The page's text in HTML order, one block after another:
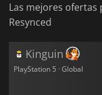
Las mejores ofertas
Resynced
Kinguin
PlayStation 5 · Global